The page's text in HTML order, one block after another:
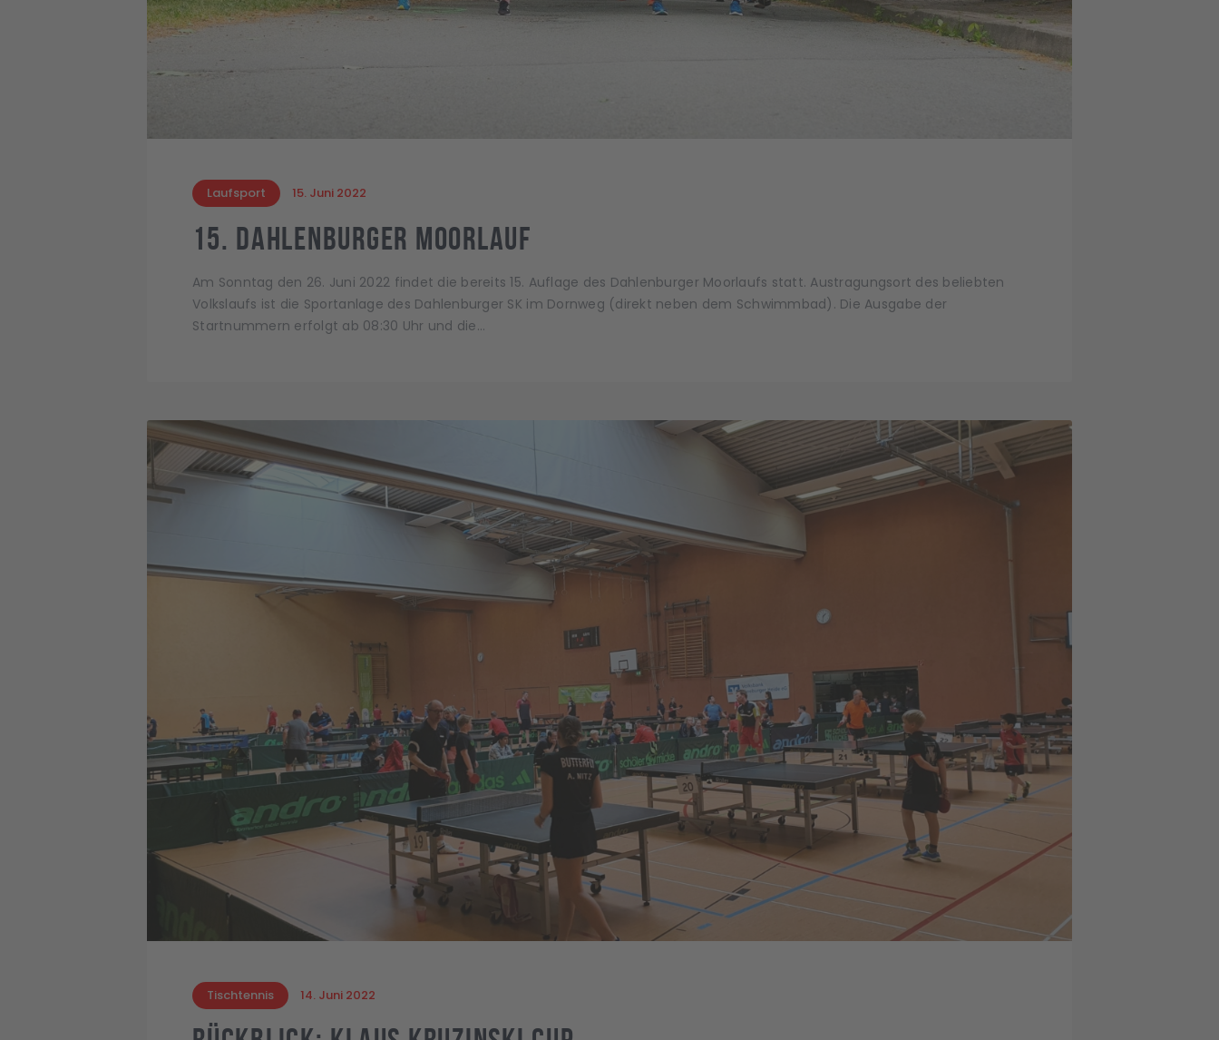
Laufsport 15. Juni 2022
15. Dahlenburger Moorlauf
Am Sonntag den 26. Juni 2022 findet die bereits 15. Auflage des Dahlenburger Moorlaufs statt. Austragungsort des beliebten
Volkslaufs ist die Sportanlage des Dahlenburger SK im Dornweg (direkt neben dem Schwimmbad). Die Ausgabe der
Startnummern erfolgt ab 08:30 Uhr und die…
Tischtennis 14. Juni 2022